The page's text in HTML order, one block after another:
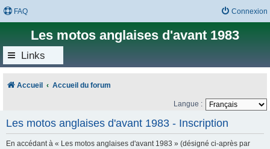
FAQ Connexion
Les motos anglaises d'avant 1983
Links
Accueil Accueil du forum
Langue :
Les motos anglaises d'avant 1983 - Inscription
En accédant à « Les motos anglaises d'avant 1983 » (désigné ci-après par